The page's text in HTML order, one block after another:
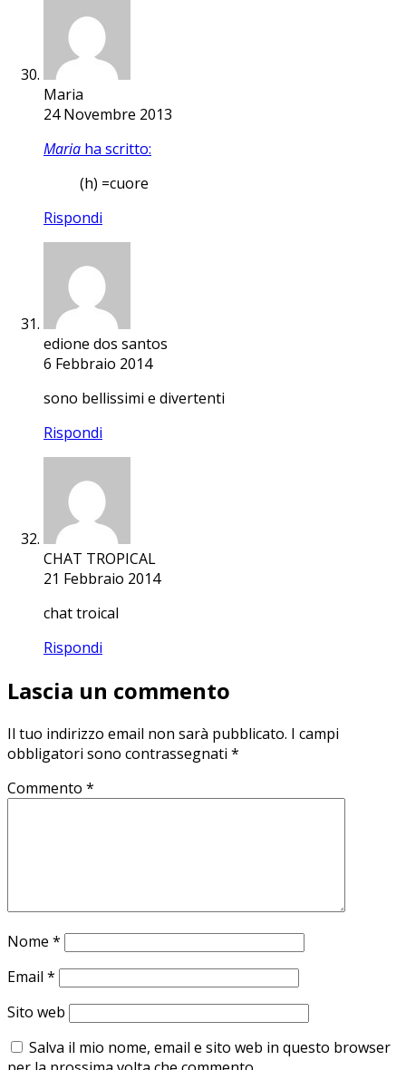
Maria
24 Novembre 2013
Maria ha scritto:
(h) =cuore
Rispondi
edione dos santos
6 Febbraio 2014
sono bellissimi e divertenti
Rispondi
CHAT TROPICAL
21 Febbraio 2014
chat troical
Rispondi
Lascia un commento
Il tuo indirizzo email non sarà pubblicato. I campi
obbligatori sono contrassegnati *
Commento *
Nome *
Email *
Sito web
Salva il mio nome, email e sito web in questo browser